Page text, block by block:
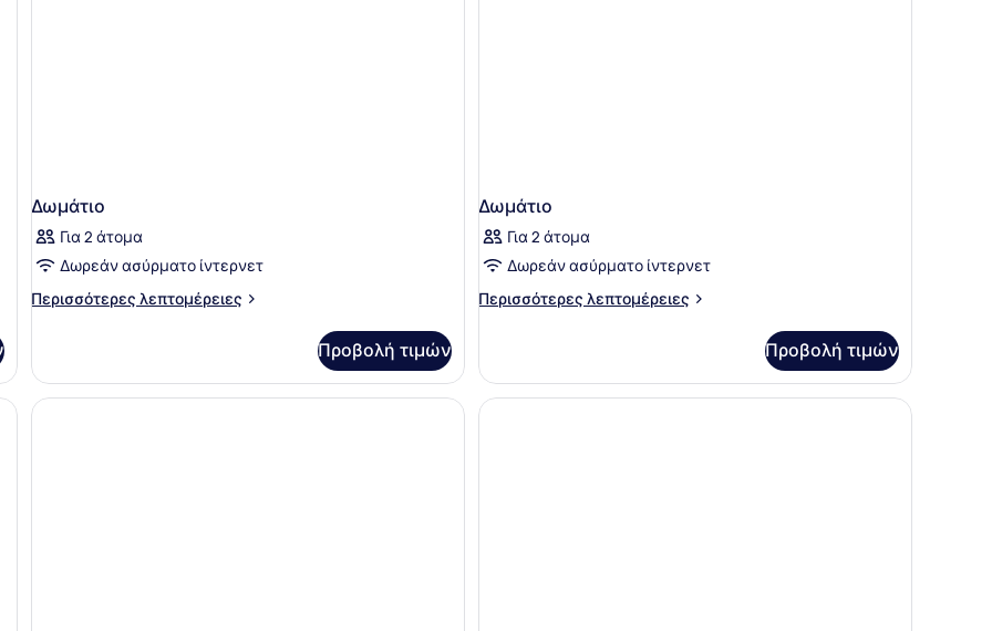
Δωμάτιο
Για 2 άτομα
Δωρεάν ασύρματο ίντερνετ
Περισσότερες λεπτομέρειες
Περισσότερες
Προβολή τιμών
Δωμάτιο
Για 2 άτομα
Δωρεάν ασύρματο ίντερνετ
Περισσότερες λεπτομέρειες
Περισσότερες
Προβολή τιμών